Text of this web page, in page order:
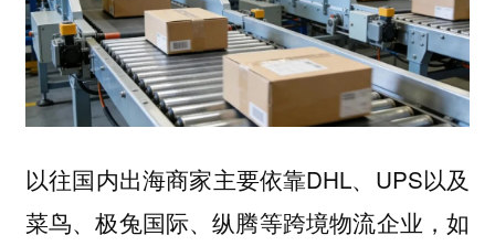
以往国内出海商家主要依靠DHL、UPS以及
菜鸟、极兔国际、纵腾等跨境物流企业，如